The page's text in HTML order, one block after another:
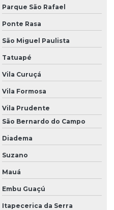
Parque São Rafael
Ponte Rasa
São Miguel Paulista
Tatuapé
Vila Curuçá
Vila Formosa
Vila Prudente
São Bernardo do Campo
Diadema
Suzano
Mauá
Embu Guaçú
Itapecerica da Serra